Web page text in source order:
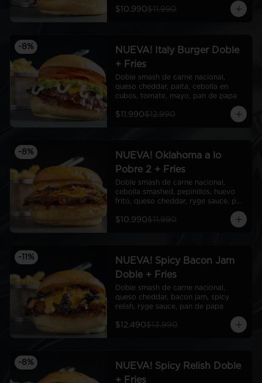
$10.990$11.990
-8%
NUEVA! Italy Burger Doble
+ Fries
Doble smash de carne nacional,
queso cheddar, palta, cebolla en
cubos, tomate, mayo, pan de papa
$11.990$12.990
-8%
NUEVA! Oklahoma a lo
Pobre 2 + Fries
Doble smash de carne nacional,
cebolla smashed, pepinillos, huevo
frito, queso cheddar, ryge sauce, pan
$10.990$11.990
-11 %
NUEVA! Spicy Bacon Jam
Doble + Fries
Doble smash de carne nacional,
queso cheddar, bacon jam, spicy
relish, ryge sauce, pan de papa
$12.490$13.990
-8%
NUEVA! Spicy Relish Doble
+ Fries